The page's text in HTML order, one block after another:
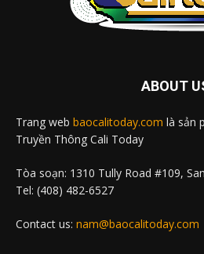
ABOUT
Trang web baocalitoday.com là sản
Truyền Thông Cali Today
Tòa soạn: 1310 Tully Road #109,
Tel: (408) 482-6527
Contact us: nam@baocalitoday.com